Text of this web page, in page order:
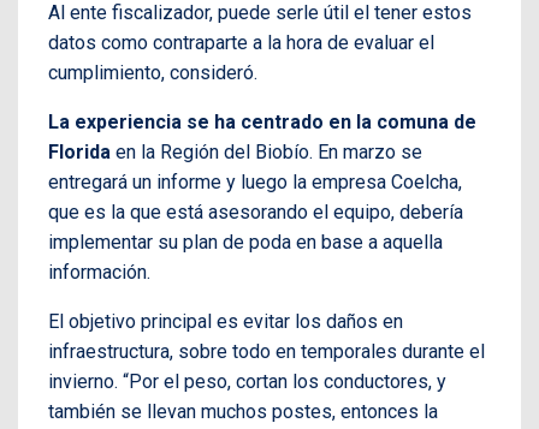
Al ente fiscalizador, puede serle útil el tener estos
datos como contraparte a la hora de evaluar el
cumplimiento, consideró.
La experiencia se ha centrado en la comuna de
Florida en la Región del Biobío. En marzo se
entregará un informe y luego la empresa Coelcha,
que es la que está asesorando el equipo, debería
implementar su plan de poda en base a aquella
información.
El objetivo principal es evitar los daños en
infraestructura, sobre todo en temporales durante el
invierno. “Por el peso, cortan los conductores, y
también se llevan muchos postes, entonces la